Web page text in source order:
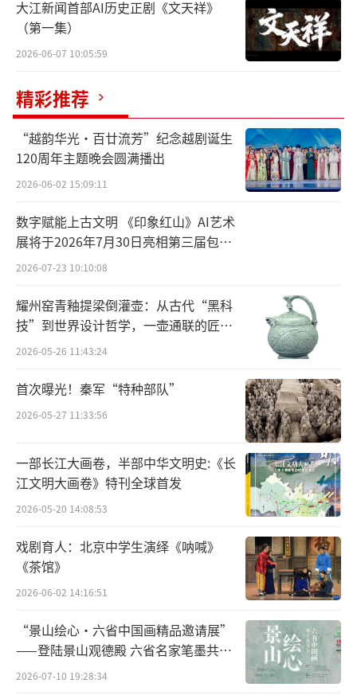
《茶馆》剧照
“只有演员心里熟络了才能演出来”
担任复排艺术指导的杨立新，每次都会承
担起为年轻演员讲述年代背景的任务，“这个
戏未来最困难的地方就是距离那个时代越来越
远了，虽然生活在变，但观众却希望在舞台上
看到一个原汁原味的老北京。生活中见不到那
这对于演员来说是非常困难的。老一辈经历过
那个时代，却都已成为背影，如何让这个戏完
美呈现当年的风采也就成了一个难题。需要演
员心里熟络了才能演出来，话剧不像戏曲有那
么多变现手法，而是更隐形、更潜在的心理逻
辑。”
大江新闻首部AI历史正剧《文天祥》
（第一集）
2026-06-07 10:05:59
精彩推荐
“越韵华光·百廿流芳”纪念越剧诞生
120周年主题晚会圆满播出
2026-06-02 15:09:11
数字赋能上古文明 《印象红山》AI艺术
展将于2026年7月30日亮相第三届包头
艺博会
2026-07-23 10:10:08
耀州窑青釉提梁倒灌壶：从古代“黑科
技”到世界设计哲学，一壶通联的匠心
宇宙
2026-05-26 11:43:24
首次曝光！秦军“特种部队”
2026-05-27 11:33:56
一部长江大画卷，半部中华文明史:《长
江文明大画卷》特刊全球首发
2026-05-20 14:08:53
戏剧育人：北京中学生演绎《呐喊》
《茶馆》
2026-06-02 14:16:51
“景山绘心・六省中国画精品邀请展”
——登陆景山观德殿 六省名家笔墨共绘
中轴雅韵
2026-07-10 19:28:34